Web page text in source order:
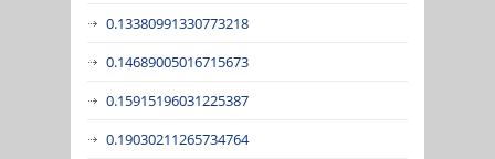
0.13380991330773218
0.14689005016715673
0.15915196031225387
0.19030211265734764